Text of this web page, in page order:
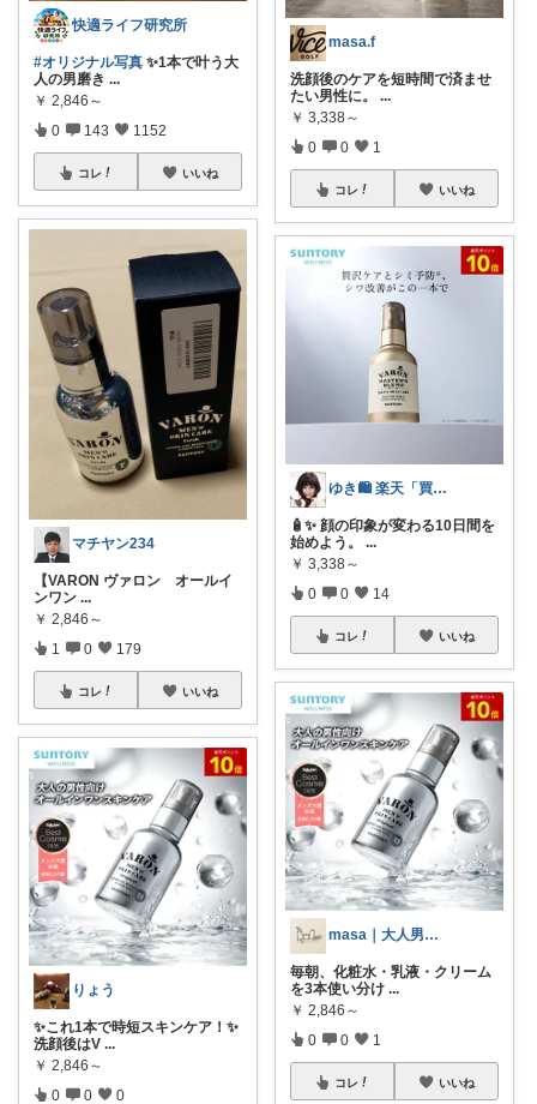
快適ライフ研究所
#オリジナル写真 ✨1本で叶う大
人の男磨き ...
￥ 2,846～
0 143 1152
コレ いいね
マチヤン234
【VARON ヴァロン オールイ
ンワン ...
￥ 2,846～
1 0 179
コレ いいね
りょう
✨これ1本で時短スキンケア！✨
洗顔後はV ...
￥ 2,846～
0 0 0
masa.f
洗顔後のケアを短時間で済ませ
たい男性に。 ...
￥ 3,338～
0 0 1
コレ いいね
ゆき🛍️ 楽天「買ってよかった」を厳選
🧴✨ 顔の印象が変わる10日間を
始めよう。
...
￥ 3,338～
0 0 14
コレ いいね
masa｜大人男子の乾燥知らずスキンケア
毎朝、化粧水・乳液・クリーム
を3本使い分け ...
￥ 2,846～
0 0 1
コレ いいね